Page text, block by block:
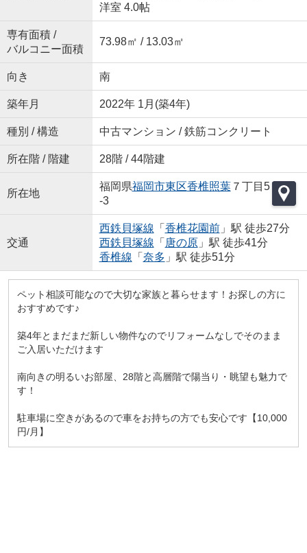
洋室 4.0帖
専有面積 /
バルコニー面積
73.98㎡ / 13.03㎡
向き 南
築年月 2022年 1月(築4年)
種別 / 構造 中古マンション / 鉄筋コンクリート
所在階 / 階建 28階 / 44階建
所在地
福岡県福岡市東区香椎照葉７丁目5
-3
交通
西鉄貝塚線 「 香椎花園前」駅 徒歩27分
西鉄貝塚線 「 唐の原」駅 徒歩41分
香椎線 「 奈多 」駅 徒歩51分
ペット相談可能なので大切な家族と暮らせます！お探しの方に
おすすめです♪
築4年とまだまだ新しい物件なのでリフォームなしでそのまま
ご入居いただけます
南向きの明るいお部屋、28階と高層階で陽当り・眺望も魅力で
す！
駐車場に空きがあるので車をお持ちの方でも安心です【10,000
円/月】